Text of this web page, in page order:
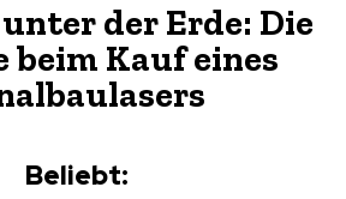
der Erde: Die
beim Kauf eines
Beliebt: